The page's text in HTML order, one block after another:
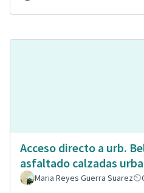
Acceso directo a urb.
asfaltado calzadas
Maria Reyes Guerra Suarez